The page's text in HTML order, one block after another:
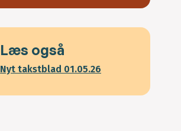
Læs også
Nyt takstblad 01.05.26